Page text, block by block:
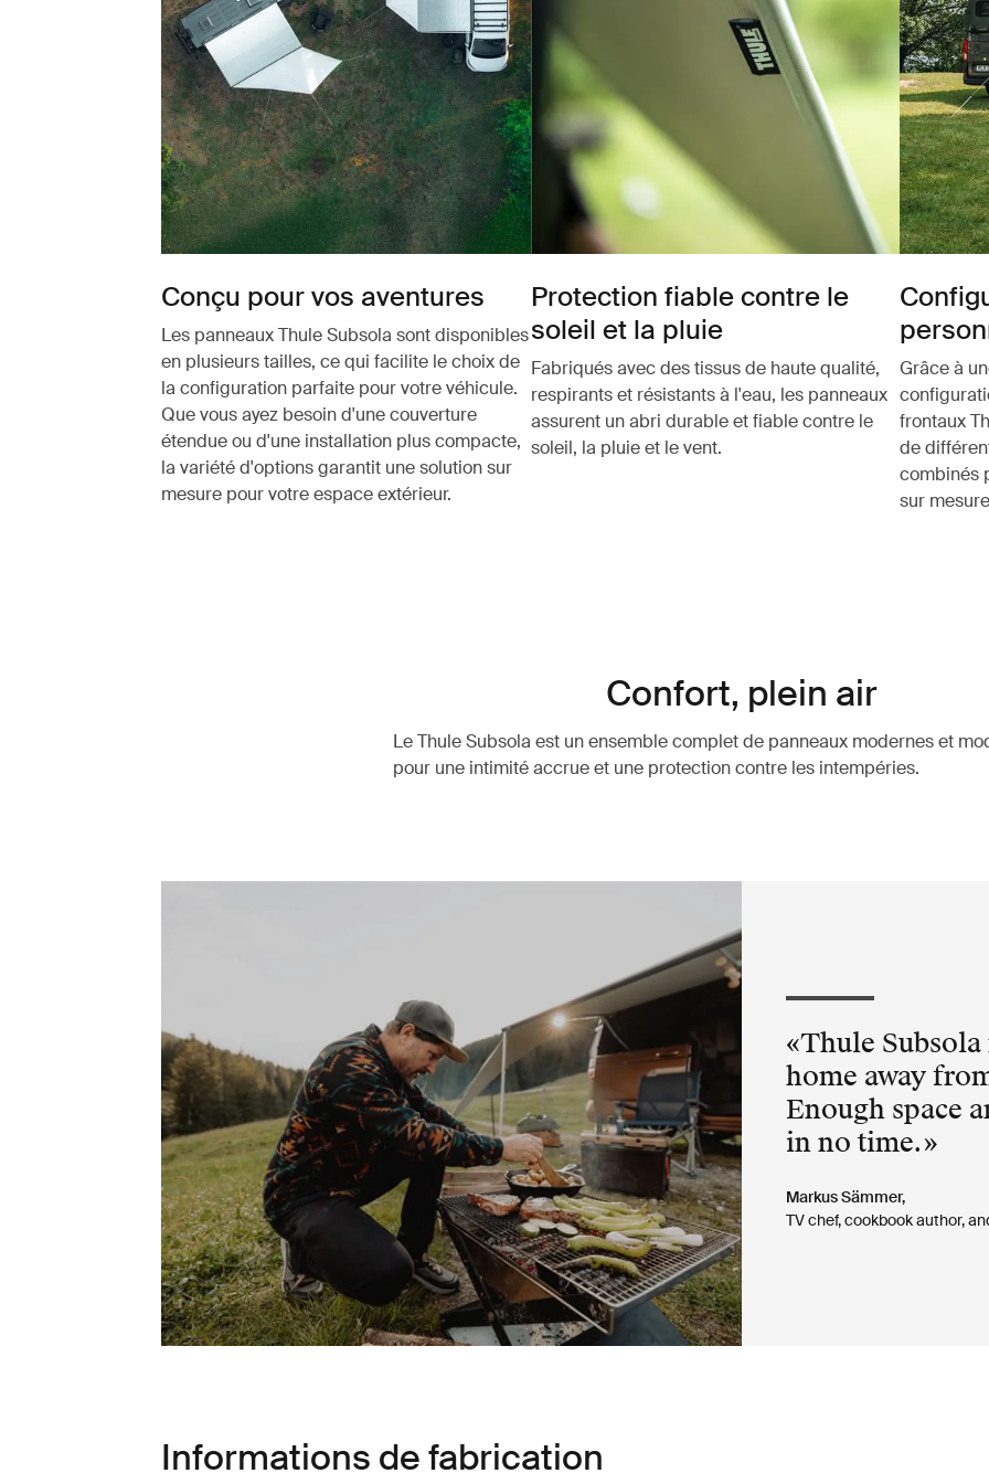
Conçu pour vos aventures
Les panneaux Thule Subsola sont disponibles
en plusieurs tailles, ce qui facilite le choix de
la configuration parfaite pour votre véhicule.
Que vous ayez besoin d'une couverture
étendue ou d'une installation plus compacte,
la variété d'options garantit une solution sur
mesure pour votre espace extérieur.
Protection fiable contre le
soleil et la pluie
Fabriqués avec des tissus de haute qualité,
respirants et résistants à l'eau, les panneaux
assurent un abri durable et fiable contre le
soleil, la pluie et le vent.
Grâce à
frontaux
de
combinés
sur
Confort, plein air
Le Thule Subsola est un ensemble complet de panneaux modernes et
pour une intimité accrue et une protection contre les intempéries.
Thule
home away
Enough space
in no time.
Markus Sämmer,
TV chef, cookbook author,
Informations de fabrication